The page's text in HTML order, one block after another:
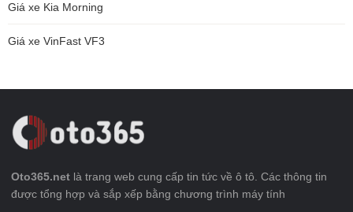
Giá xe Kia Morning
Giá xe VinFast VF3
Oto365.net là trang web cung cấp tin tức về ô tô. Các thông tin
được tổng hợp và sắp xếp bằng chương trình máy tính